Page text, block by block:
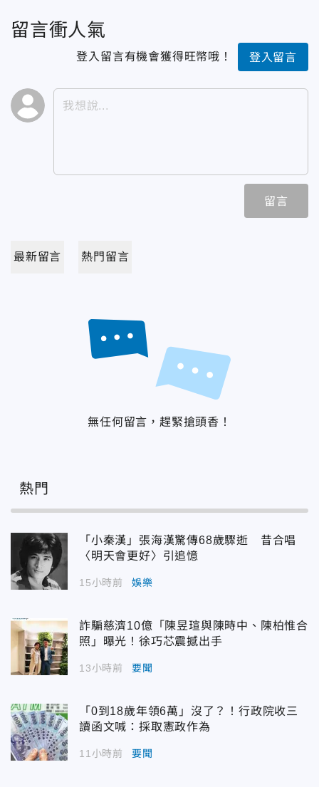
留言衝人氣
登入留言有機會獲得旺幣哦！ 登入留言
留言
最新留言 熱門留言
無任何留言，趕緊搶頭香！
熱門
「小秦漢」張海漢驚傳68歲驟逝 昔合唱
〈明天會更好〉引追憶
15小時前 娛樂
詐騙慈濟10億「陳昱瑄與陳時中、陳柏惟合
照」曝光！徐巧芯震撼出手
13小時前 要聞
「0到18歲年領6萬」沒了？！行政院收三
讀函文喊：採取憲政作為
11小時前 要聞